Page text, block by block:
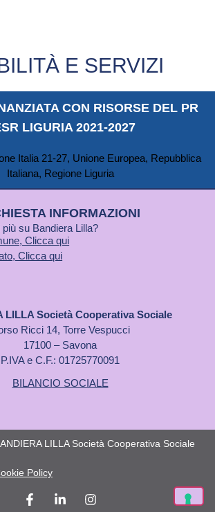
E SERVIZI
CON RISORSE DEL PR
LIGURIA 2021-2027
INFORMAZIONI
su Bandiera Lilla?
Clicca qui
Clicca qui
LILLA Società Cooperativa Sociale
Ricci 14, Torre Vespucci
17100 – Savona
P.IVA e C.F.: 01725770091
BILANCIO SOCIALE
LILLA Società Cooperativa Sociale
Policy